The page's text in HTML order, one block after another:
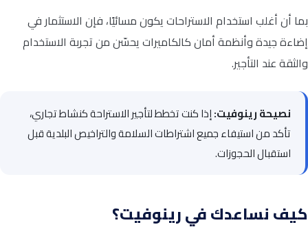
بما أن أغلب استخدام الاستراحات يكون مسائيًا، فإن الاستثمار في
إضاءة جيدة وأنظمة أمان كالكاميرات يحسّن من تجربة الاستخدام
والثقة عند التأجير.
نصيحة رينوفيت:إذا كنت تخطط لتأجير الاستراحة كنشاط تجاري،
تأكد من استيفاء جميع اشتراطات السلامة والتراخيص البلدية قبل
استقبال الحجوزات.
كيف نساعدك في رينوفيت؟